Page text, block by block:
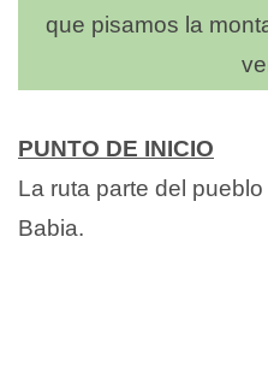
que pisamos la
PUNTO DE INICIO
La ruta parte del
Babia.